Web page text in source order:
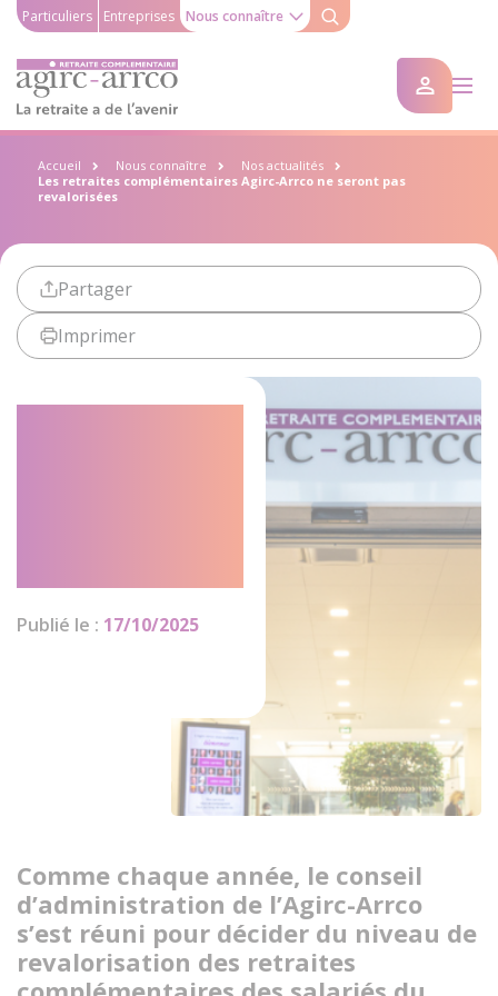
Particuliers Entreprises Nous connaître
Accueil Nous connaître
Nos actualités
Les retraites complémentaires Agirc-Arrco ne seront pas
revalorisées
Partager
Imprimer
complémentaires
Publié le : 17/10/2025
Comme chaque année, le conseil
d’administration de l’Agirc-Arrco
s’est réuni pour décider du niveau de
revalorisation des retraites